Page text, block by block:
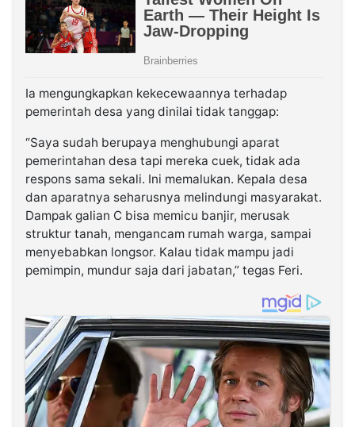
Ia mengungkapkan kekecewaannya terhadap
pemerintah desa yang dinilai tidak tanggap:
“Saya sudah berupaya menghubungi aparat
pemerintahan desa tapi mereka cuek, tidak ada
respons sama sekali. Ini memalukan. Kepala desa
dan aparatnya seharusnya melindungi masyarakat.
Dampak galian C bisa memicu banjir, merusak
struktur tanah, mengancam rumah warga, sampai
menyebabkan longsor. Kalau tidak mampu jadi
pemimpin, mundur saja dari jabatan,” tegas Feri.